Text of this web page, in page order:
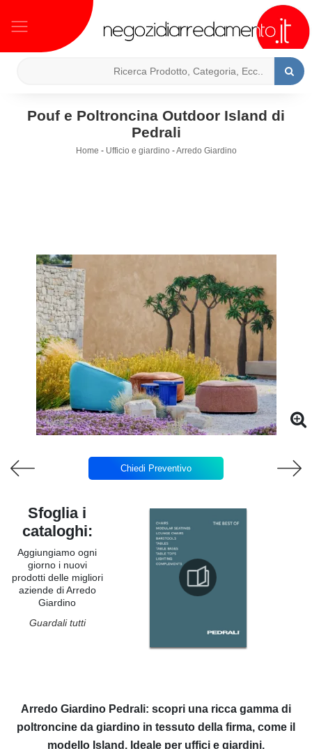
Pouf e Poltroncina Outdoor Island di
Pedrali
Home - Ufficio e giardino -Arredo Giardino
Chiedi Preventivo
Arredo Giardino Pedrali: scopri una ricca gamma di
poltroncine da giardino in tessuto della firma, come il
modello Island. Ideale per uffici e giardini.
Sfoglia i
cataloghi:
Aggiungiamo ogni
giorno i nuovi
prodotti delle migliori
aziende di Arredo
Giardino
Guardali tutti